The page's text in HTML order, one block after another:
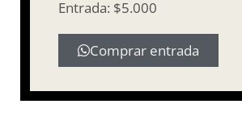
Entrada: $5.000
Comprar entrada